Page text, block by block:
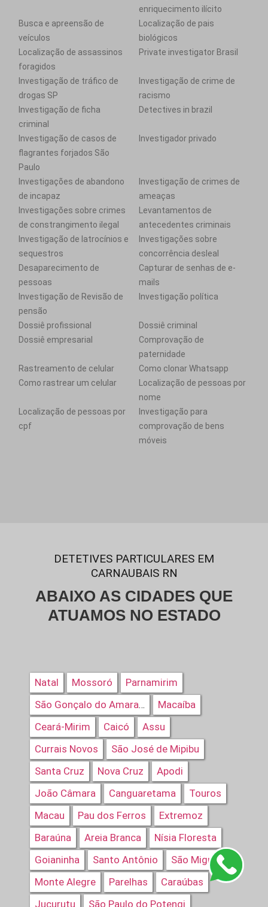
enriquecimento ilícito
Busca e apreensão de
veículos
Localização de pais
biológicos
Localização de assassinos
foragidos
Private investigator Brasil
Investigação de tráfico de
drogas SP
Investigação de crime de
racismo
Investigação de ficha
criminal
Detectives in brazil
Investigação de casos de
flagrantes forjados São
Paulo
Investigador privado
Investigações de abandono
de incapaz
Investigação de crimes de
ameaças
Investigações sobre crimes
de constrangimento ilegal
Levantamentos de
antecedentes criminais
Investigação de latrocínios e
sequestros
Investigações sobre
concorrência desleal
Desaparecimento de
pessoas
Capturar de senhas de e-
mails
Investigação de Revisão de
pensão
Investigação política
Dossiê profissional
Dossiê criminal
Dossiê empresarial
Comprovação de
paternidade
Rastreamento de celular
Como clonar Whatsapp
Como rastrear um celular
Localização de pessoas por
nome
Localização de pessoas por
cpf
Investigação para
comprovação de bens
móveis
DETETIVES PARTICULARES EM
CARNAUBAIS RN
ABAIXO AS CIDADES QUE
ATUAMOS NO ESTADO
Natal Mossoró Parnamirim
São Gonçalo do Amarante
Macaíba
Ceará-Mirim
Caicó
Assu
Currais Novos
São José de Mipibu
Santa Cruz
Nova Cruz
Apodi
João Câmara
Canguaretama
Touros
Macau
Pau dos Ferros
Extremoz
Baraúna
Areia Branca
Nísia Floresta
Goianinha
Santo Antônio
São Miguel
Monte Alegre
Parelhas
Caraúbas
Jucurutu
São Paulo do Potengi